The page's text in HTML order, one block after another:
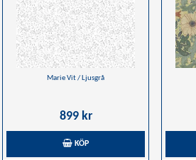
Marie Vit / Ljusgrå
899 kr
KÖP